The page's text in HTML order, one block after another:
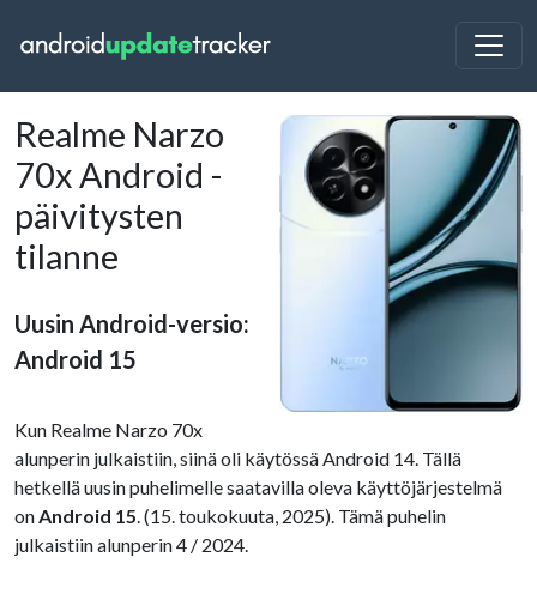
Realme Narzo
70x Android -
päivitysten
tilanne
Uusin Android-versio:
Android 15
Kun Realme Narzo 70x
alunperin julkaistiin, siinä oli käytössä Android 14. Tällä
hetkellä uusin puhelimelle saatavilla oleva käyttöjärjestelmä
onAndroid 15. (15. toukokuuta, 2025). Tämä puhelin
julkaistiin alunperin 4 / 2024.